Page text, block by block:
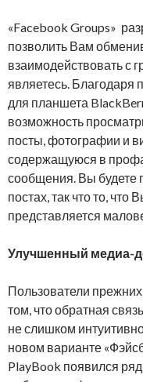
«Facebook Groups»
позволить Вам
взаимодействовать с
являетесь. Благодаря
для планшета
возможность
посты, фотографии и
содержащуюся в
сообщения. Вы будете
постах, так что то,
представляется
Улучшенный медиа-
Пользователи
том, что обратная
не слишком
новом варианте
PlayBook появился